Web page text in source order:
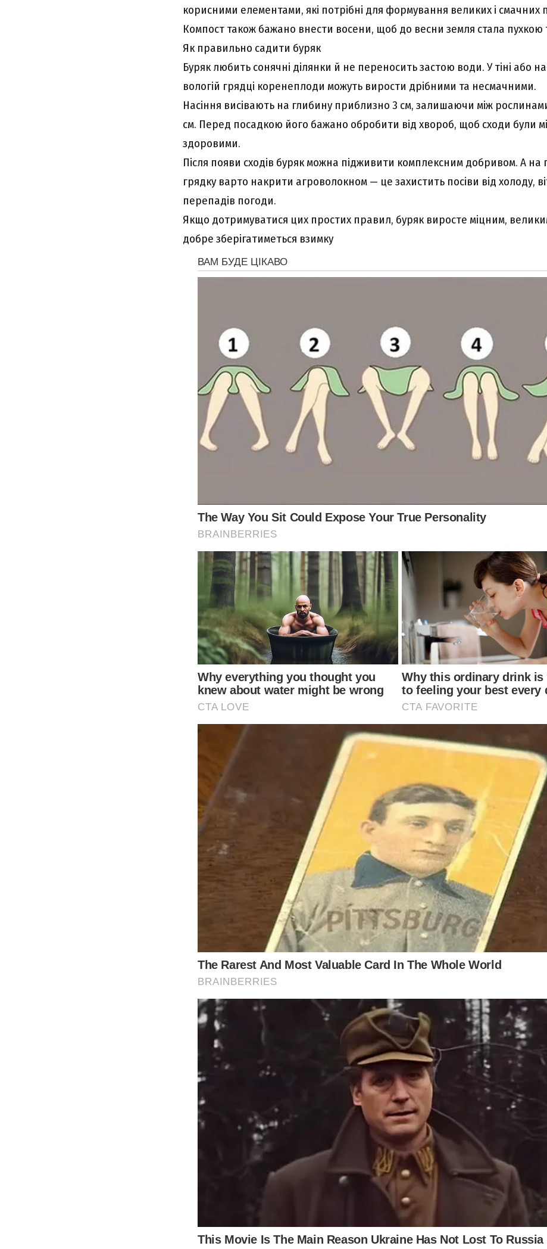
корисними елементами, які потрібні для формування великих і смачних
Компост також бажано внести восени, щоб до весни земля стала
Як правильно садити буряк
Буряк любить сонячні ділянки й не переносить застою води. У тіні або
вологій грядці коренеплоди можуть вирости дрібними та несмачними.
Насіння висівають на глибину приблизно 3 см, залишаючи між
см. Перед посадкою його бажано обробити від хвороб, щоб сходи були
здоровими.
Після появи сходів буряк можна підживити комплексним добривом. А
грядку варто накрити агроволокном — це захистить посіви від холоду,
перепадів погоди.
Якщо дотримуватися цих простих правил, буряк виросте міцним,
добре зберігатиметься взимку